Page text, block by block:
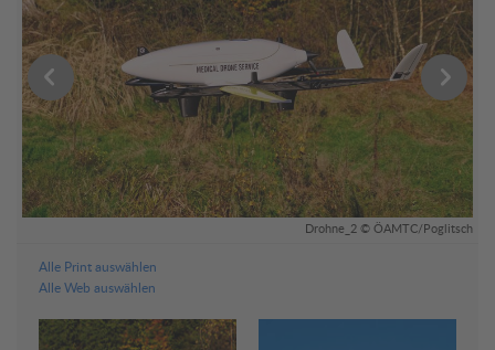
Drohne_2 © ÖAMTC/Poglitsch
Alle Print auswählen
Alle Web auswählen